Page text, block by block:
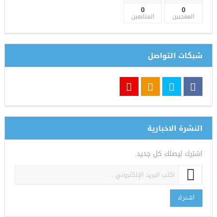
0
المعجبين
0
المتابعين
شبكات التواصل
النشرة الاخبارية
اشترك ليصلك كل جديد.
اشترك